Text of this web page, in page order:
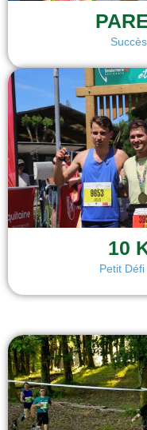
10
Petit